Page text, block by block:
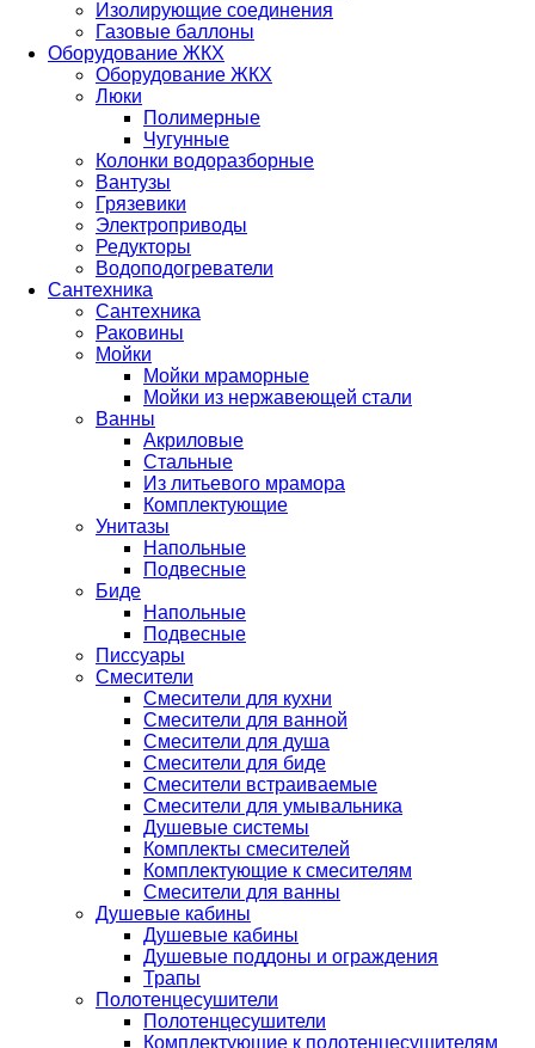
Изолирующие соединения
Газовые баллоны
Оборудование ЖКХ
Оборудование ЖКХ
Люки
Полимерные
Чугунные
Колонки водоразборные
Вантузы
Грязевики
Электроприводы
Редукторы
Водоподогреватели
Сантехника
Сантехника
Раковины
Мойки
Мойки мраморные
Мойки из нержавеющей стали
Ванны
Акриловые
Стальные
Из литьевого мрамора
Комплектующие
Унитазы
Напольные
Подвесные
Биде
Напольные
Подвесные
Писсуары
Смесители
Смесители для кухни
Смесители для ванной
Смесители для душа
Смесители для биде
Смесители встраиваемые
Смесители для умывальника
Душевые системы
Комплекты смесителей
Комплектующие к смесителям
Смесители для ванны
Душевые кабины
Душевые кабины
Душевые поддоны и ограждения
Трапы
Полотенцесушители
Полотенцесушители
Комплектующие к полотенцесушителям